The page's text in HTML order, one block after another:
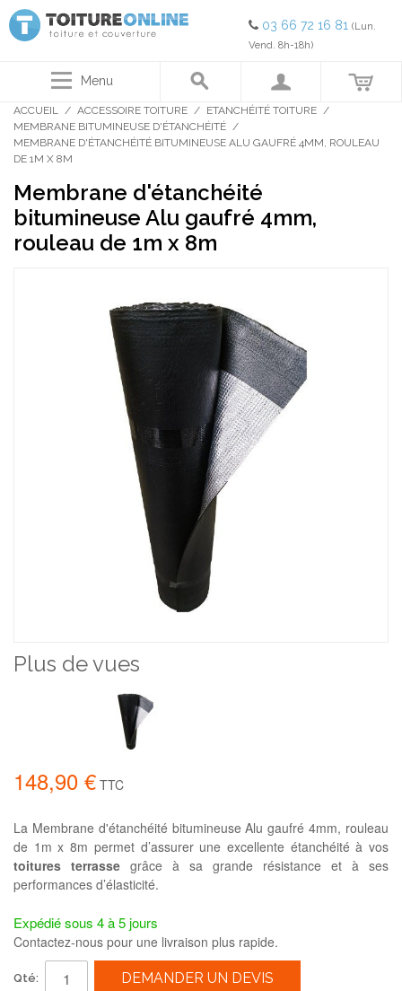
03 66 72 16 81 (Lun.
Vend. 8h-18h)
Menu
ACCUEIL / ACCESSOIRE TOITURE / ETANCHÉITÉ TOITURE /
MEMBRANE BITUMINEUSE D'ÉTANCHÉITÉ /
MEMBRANE D'ÉTANCHÉITÉ BITUMINEUSE ALU GAUFRÉ 4MM, ROULEAU
DE 1M X 8M
Membrane d'étanchéité
bitumineuse Alu gaufré 4mm,
rouleau de 1m x 8m
Plus de vues
148,90 € TTC
La Membrane d'étanchéité bitumineuse Alu gaufré 4mm, rouleau
de 1m x 8m permet d’assurer une excellente étanchéité à vos
toitures terrasse grâce à sa grande résistance et à ses
performances d’élasticité.
Expédié sous 4 à 5 jours
Contactez-nous pour une livraison plus rapide.
Qté: DEMANDER UN DEVIS